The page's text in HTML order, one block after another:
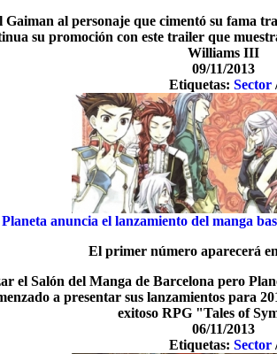
al personaje que cimentó su fama
su promoción con este trailer que
Williams III
09/11/2013
Etiquetas: Sector
Planeta anuncia el lanzamiento del manga
El primer número aparecerá
el Salón del Manga de Barcelona pero
a presentar sus lanzamientos para
exitoso RPG "Tales of
06/11/2013
Etiquetas: Sector